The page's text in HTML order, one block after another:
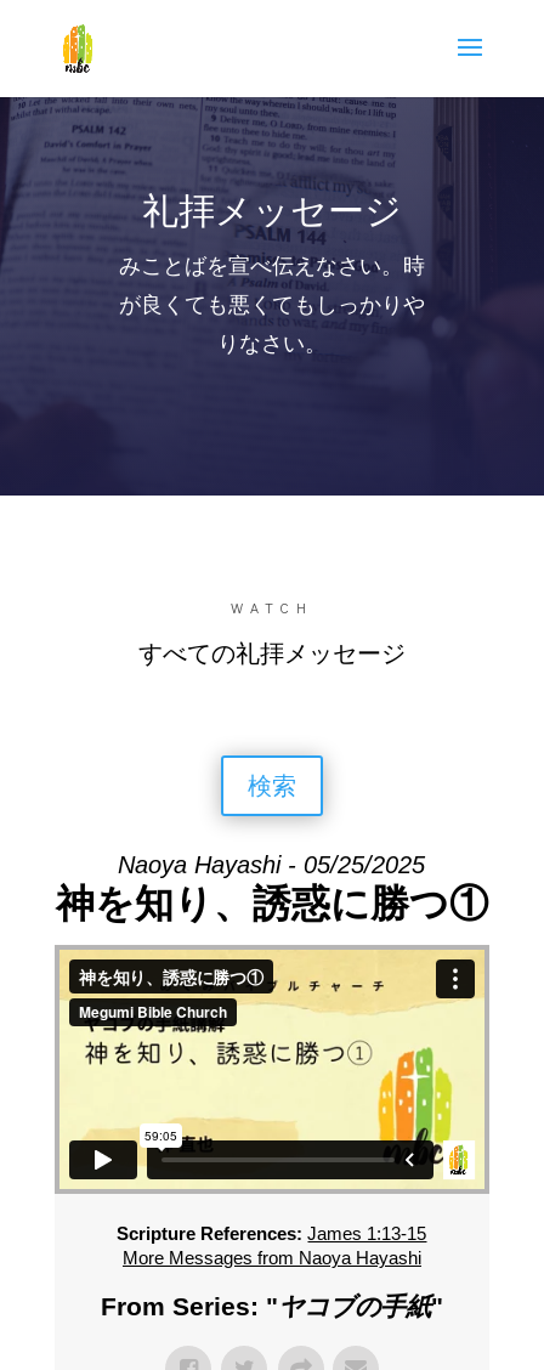
礼拝メッセージ
みことばを宣べ伝えなさい。時
が良くても悪くてもしっかりや
りなさい。
WATCH
すべての礼拝メッセージ
検索
Naoya Hayashi - 05/25/2025
神を知り、誘惑に勝つ①
Scripture References: James 1:13-15
More Messages from Naoya Hayashi
From Series: "ヤコブの手紙"